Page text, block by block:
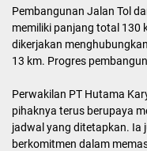
Pembangunan Jalan Tol
memiliki panjang total 130
dikerjakan
13 km. Progres
Perwakilan PT Hutama
pihaknya terus berupaya
jadwal yang ditetapkan. Ia
berkomitmen dalam